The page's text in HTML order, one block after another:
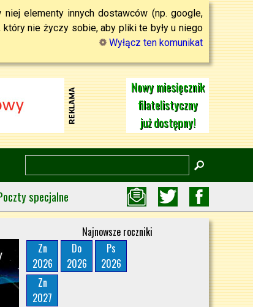
elementy innych dostawców (np. google,
nie życzy sobie, aby pliki te były u niego
Wyłącz ten komunikat
Nowy miesięcznik
filatelistyczny
już dostępny!
specjalne
Najnowsze roczniki
Zn
2026
Do
2026
Ps
2026
Zn
2027